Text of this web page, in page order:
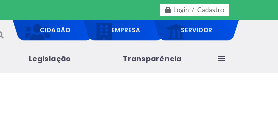
Login / Cadastro
CIDADÃO EMPRESA SERVIDOR
Legislação Transparência